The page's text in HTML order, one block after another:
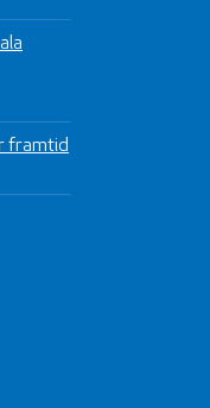
framtid